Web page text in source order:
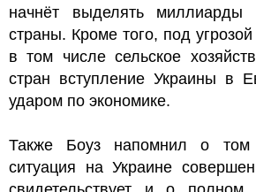
начнёт выделять миллиарды
страны. Кроме того, под
в том числе сельское
стран вступление Украины в
ударом по экономике.
Также Боуз напомнил о том
ситуация на Украине